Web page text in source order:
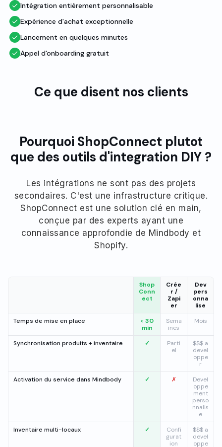
Intégration entièrement personnalisable
Expérience d'achat exceptionnelle
Lancement en quelques minutes
Appel d'onboarding gratuit
Ce que disent nos clients
Pourquoi ShopConnect plutot
que des outils d'integration DIY ?
Les intégrations ne sont pas des projets
secondaires. C'est une infrastructure critique.
ShopConnect est une solution clé en main,
conçue par des experts ayant une
connaissance approfondie de Mindbody et
Shopify.
Shop
Conn
ect
Crée
r /
Zapi
er
Dev
pers
onna
lise
Temps de mise en place
< 30
min
Sema
ines
Mois
Synchronisation produits + inventaire ✓
Parti
el
$$$ a
devel
oppe
r
Activation du service dans Mindbody
✓ ✗
Devel
oppe
ment
perso
nnalis
e
Inventaire multi-locaux
✓
Confi
gurat
ion
$$$ a
devel
oppe